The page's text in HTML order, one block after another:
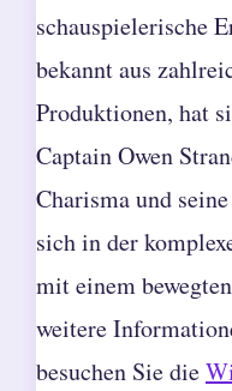
schauspielerische
bekannt aus
Produktionen, hat
Captain Owen
Charisma und
sich in der
mit einem
weitere
besuchen Sie die